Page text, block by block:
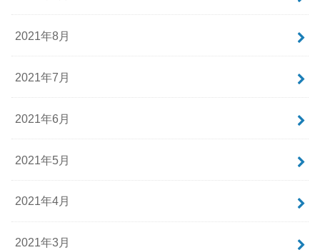
2021年8月
2021年7月
2021年6月
2021年5月
2021年4月
2021年3月